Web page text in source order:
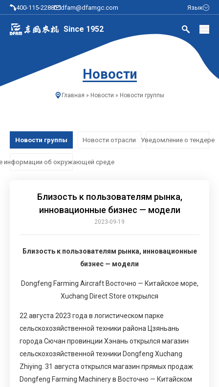
400-115-2288 dfam@dfamgc.com Язык
Since 1952
Новости
Главная » Новости » Новости группы
Новости группы Новости отрасли Уведомление о тендере
информации об окружающей среде
Близость к пользователям рынка,
инновационные бизнес — модели
2023-09-19
Близость к пользователям рынка, инновационные
бизнес — модели
Dongfeng Farming Aircraft Восточно — Китайское море,
Xuchang Direct Store открылся
22 августа 2023 года в логистическом парке
сельскохозяйственной техники района Цзяньань
города Сючан провинции Хэнань открылся магазин
сельскохозяйственной техники Dongfeng Xuchang
Zhiying. 31 августа открылся магазин прямых продаж
Dongfeng Farming Machinery в Восточно — Китайском